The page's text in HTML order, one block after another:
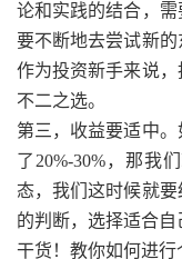
论和实践的结合，
要不断地去尝试新的
作为投资新手来说
不二之选。
第三，收益要适中
了20%-30%，那我
态，我们这时候就
的判断，选择适合自
干货！教你如何进行